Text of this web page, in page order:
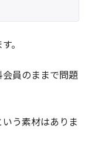
。
員のままで問題
う素材はありま